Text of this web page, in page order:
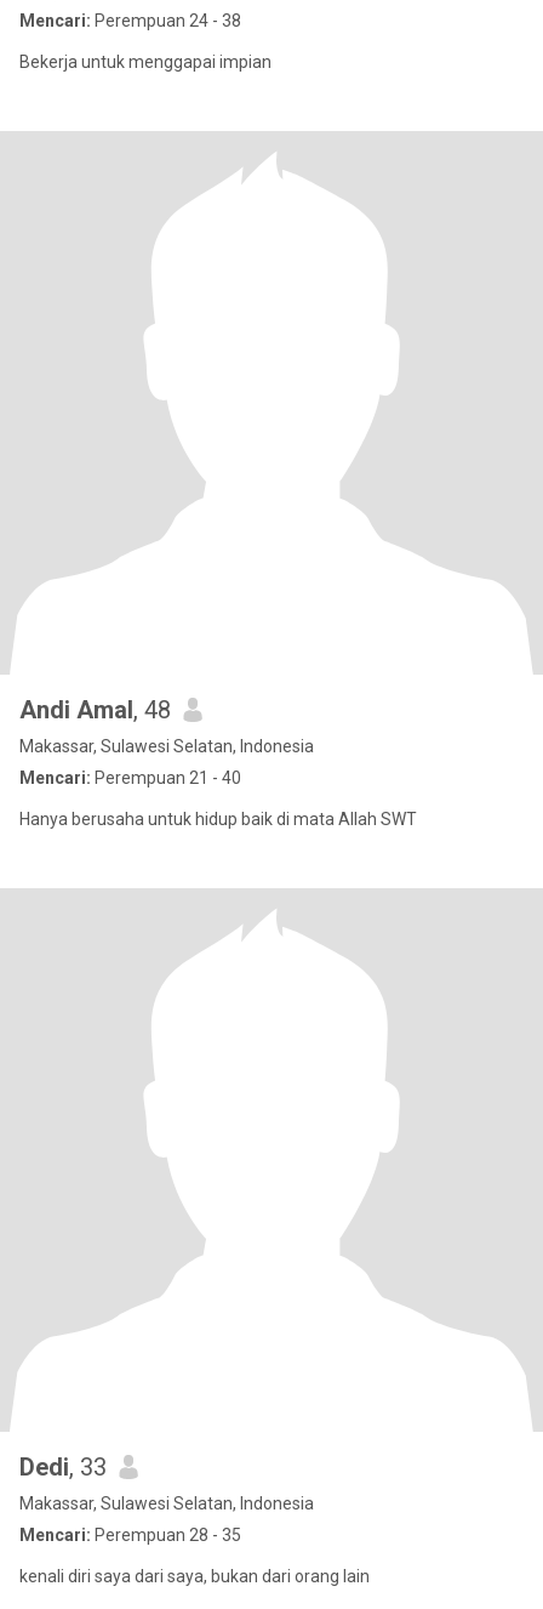
Mencari: Perempuan 24 - 38
Bekerja untuk menggapai impian
Andi Amal, 48
Makassar, Sulawesi Selatan, Indonesia
Mencari: Perempuan 21 - 40
Hanya berusaha untuk hidup baik di mata Allah SWT
Dedi, 33
Makassar, Sulawesi Selatan, Indonesia
Mencari: Perempuan 28 - 35
kenali diri saya dari saya, bukan dari orang lain